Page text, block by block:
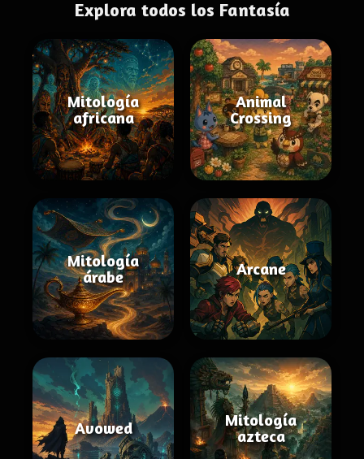
Explora todos los Fantasía
Mitología
africana
Animal
Crossing
Mitología
árabe
Arcane
Avowed
Mitología
azteca